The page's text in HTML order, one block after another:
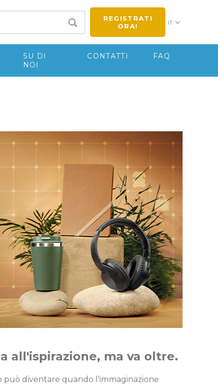
REGISTRATI
ORA!
IT
SU DI
NOI
CONTATTI FAQ
all'ispirazione, ma va oltre.
può diventare quando l'immaginazione